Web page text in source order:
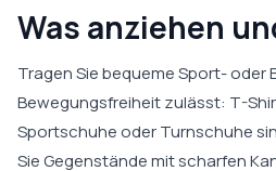
Was anziehen
Tragen Sie bequeme Sport- oder
Bewegungsfreiheit zulässt: T-
Sportschuhe oder Turnschuhe
Sie Gegenstände mit scharfen